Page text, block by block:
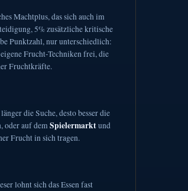
Machtplus, das sich auch im
5% zusätzliche kritische
Punktzahl, nur unterschiedlich:
Frucht-Techniken frei, die
Fruchtkräfte.
die Suche, desto besser die
oder auf dem Spielermarktund
Frucht in sich tragen.
lohnt sich das Essen fast